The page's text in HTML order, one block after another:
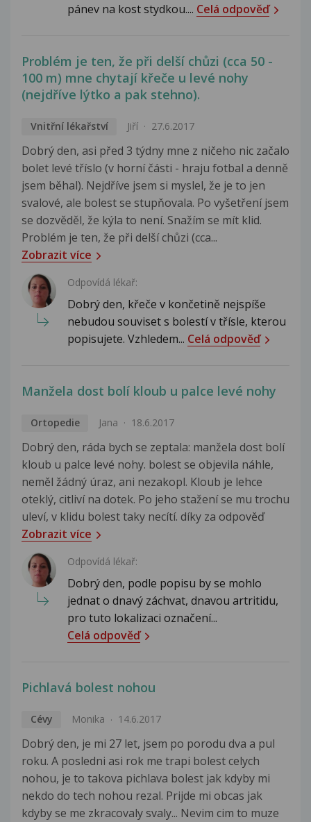
pánev na kost stydkou.... Celá odpověď
Problém je ten, že při delší chůzi (cca 50 -
100 m) mne chytají křeče u levé nohy
(nejdříve lýtko a pak stehno).
Vnitřní lékařství Jiří 27.6.2017
Dobrý den, asi před 3 týdny mne z ničeho nic začalo
bolet levé tříslo (v horní části - hraju fotbal a denně
jsem běhal). Nejdříve jsem si myslel, že je to jen
svalové, ale bolest se stupňovala. Po vyšetření jsem
se dozvěděl, že kýla to není. Snažím se mít klid.
Problém je ten, že při delší chůzi (cca...
Zobrazit více
Odpovídá lékař:
Dobrý den, křeče v končetině nejspíše
nebudou souviset s bolestí v třísle, kterou
popisujete. Vzhledem... Celá odpověď
Manžela dost bolí kloub u palce levé nohy
Ortopedie Jana 18.6.2017
Dobrý den, ráda bych se zeptala: manžela dost bolí
kloub u palce levé nohy. bolest se objevila náhle,
neměl žádný úraz, ani nezakopl. Kloub je lehce
oteklý, citliví na dotek. Po jeho stažení se mu trochu
uleví, v klidu bolest taky necítí. díky za odpověď
Zobrazit více
Odpovídá lékař:
Dobrý den, podle popisu by se mohlo
jednat o dnavý záchvat, dnavou artritidu,
pro tuto lokalizaci označení...
Celá odpověď
Pichlavá bolest nohou
Cévy Monika 14.6.2017
Dobrý den, je mi 27 let, jsem po porodu dva a pul
roku. A posledni asi rok me trapi bolest celych
nohou, je to takova pichlava bolest jak kdyby mi
nekdo do tech nohou rezal. Prijde mi obcas jak
kdyby se me zkracovaly svaly... Nevim cim to muze